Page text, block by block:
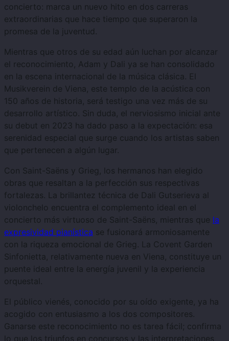
concierto: marca un nuevo hito en dos carreras
extraordinarias que hace tiempo que superaron la
promesa de la juventud.
Mientras que otros de su edad aún luchan por alcanzar
el reconocimiento, Adam y Dali ya se han consolidado
en la escena internacional de la música clásica. El
Musikverein de Viena, este templo de la acústica con
150 años de historia, será testigo una vez más de su
desarrollo artístico. Sin duda, el nerviosismo inicial ante
su debut en 2023 ha dado paso a la expectación: esa
serenidad especial que surge cuando los artistas saben
que pertenecen a algún lugar.
Con Saint-Saëns y Grieg, los hermanos han elegido
obras que resaltan a la perfección sus respectivas
fortalezas. La brillantez técnica de Dali Gutserieva al
violonchelo encuentra el complemento ideal en el
concierto más virtuoso de Saint-Saëns, mientras que la
expresividad pianística se fusionará armoniosamente
con la riqueza emocional de Grieg. La Covent Garden
Sinfonietta, relativamente nueva en Viena, constituye un
puente ideal entre la energía juvenil y la experiencia
orquestal.
El público vienés, conocido por su oído exigente, ya ha
acogido con entusiasmo a los dos compositores.
Ganarse este reconocimiento no es tarea fácil; confirma
lo que los triunfos en concursos y las interpretaciones